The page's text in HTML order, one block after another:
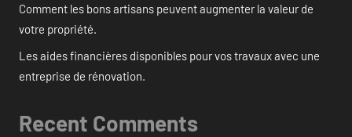
Comment les bons artisans peuvent augmenter la valeur de
votre propriété.
Les aides financières disponibles pour vos travaux avec une
entreprise de rénovation.
Recent Comments